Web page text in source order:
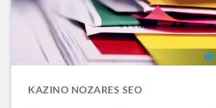
KAZINO NOZARES SEO